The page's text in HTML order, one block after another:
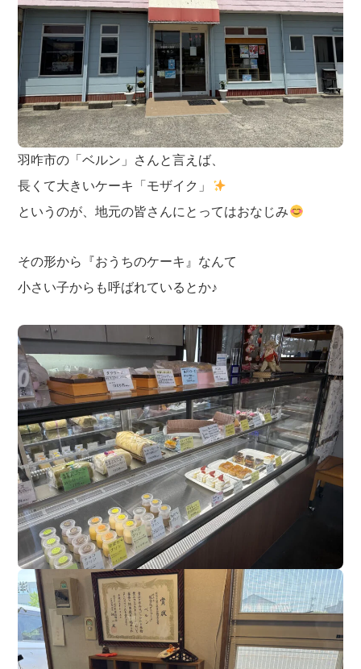
羽咋市の「ベルン」さんと言えば、
長くて大きいケーキ「モザイク」
というのが、地元の皆さんにとってはおなじみ
その形から『おうちのケーキ』なんて
小さい子からも呼ばれているとか♪